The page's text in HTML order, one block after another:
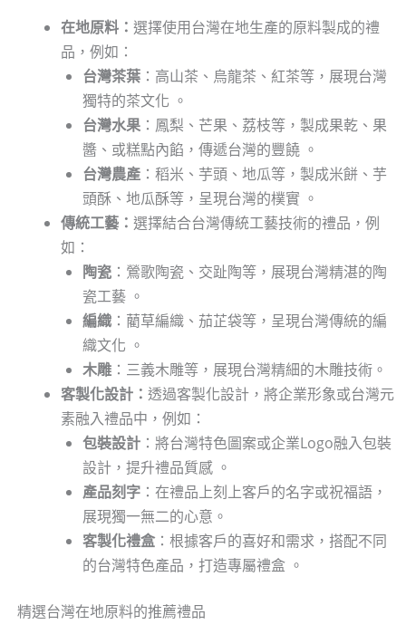
在地原料： 選擇使用台灣在地生產的原料製成的禮
品，例如：
台灣茶葉：高山茶、烏龍茶、紅茶等，展現台灣
獨特的茶文化 。
台灣水果：鳳梨、芒果、荔枝等，製成果乾、果
醬、或糕點內餡，傳遞台灣的豐饒 。
台灣農產：稻米、芋頭、地瓜等，製成米餅、芋
頭酥、地瓜酥等，呈現台灣的樸實 。
傳統工藝： 選擇結合台灣傳統工藝技術的禮品，例
如：
陶瓷：鶯歌陶瓷、交趾陶等，展現台灣精湛的陶
瓷工藝 。
編織：藺草編織、茄芷袋等，呈現台灣傳統的編
織文化 。
木雕：三義木雕等，展現台灣精細的木雕技術。
客製化設計： 透過客製化設計，將企業形象或台灣元
素融入禮品中，例如：
包裝設計：將台灣特色圖案或企業Logo融入包裝
設計，提升禮品質感 。
產品刻字：在禮品上刻上客戶的名字或祝福語，
展現獨一無二的心意。
客製化禮盒：根據客戶的喜好和需求，搭配不同
的台灣特色產品，打造專屬禮盒 。
精選台灣在地原料的推薦禮品